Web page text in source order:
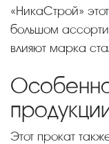
«НикаСтрой»
большом
влияют марка
Этот прокат